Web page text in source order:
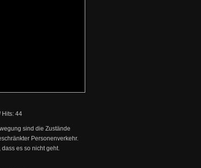
Hits: 44
sind die Zustände
Personenverkehr.
es so nicht geht.